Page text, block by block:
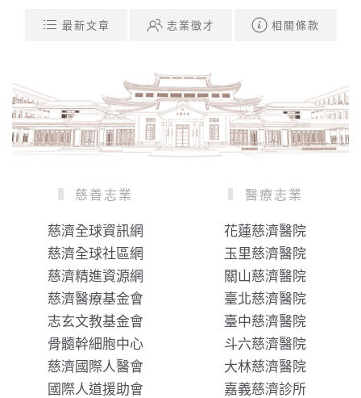
最新文章 志業徵才 相關條款
慈善志業
慈濟全球資訊網
慈濟全球社區網
慈濟精進資源網
慈濟醫療基金會
志玄文教基金會
骨髓幹細胞中心
慈濟國際人醫會
國際人道援助會
醫療志業
花蓮慈濟醫院
玉里慈濟醫院
關山慈濟醫院
臺北慈濟醫院
臺中慈濟醫院
斗六慈濟醫院
大林慈濟醫院
嘉義慈濟診所